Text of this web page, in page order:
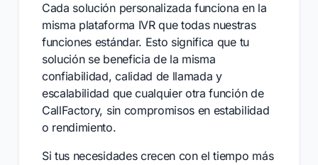
Cada solución personalizada funciona en la
misma plataforma IVR que todas nuestras
funciones estándar. Esto significa que tu
solución se beneficia de la misma
confiabilidad, calidad de llamada y
escalabilidad que cualquier otra función de
CallFactory, sin compromisos en estabilidad
o rendimiento.
Si tus necesidades crecen con el tiempo más